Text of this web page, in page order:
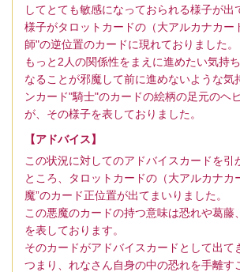
してとても敏感になっておられる様子が出
様子がタロットカードの（大アルカナカー
師"の逆位置のカードに現れておりました。
もっと2人の関係性をまえに進めたい気持
なることが邪魔して前に進めないような気
ンカード"騎士"のカードの絵柄の足元のヘ
が、その様子を表しておりました。
【アドバイス】
この状況に対してのアドバイスカードを引
ところ、タロットカードの（大アルカナカ
魔”のカード正位置が出てまいりました。
この悪魔のカードの持つ意味は恐れや葛藤
を表しております。
そのカードがアドバイスカードとして出て
つまり、れなさん自身の中の恐れを手離す